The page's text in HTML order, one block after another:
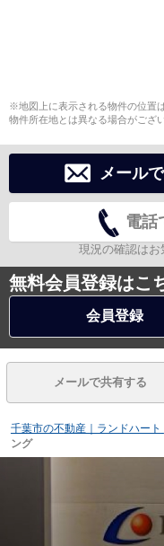
※地図上に表示される物件の位置
物件所在地とは異なる場合がござ
メール
電話
現況の確認はお
無料会員登録はこ
会員登録
メールで共有する
千葉市の不動産｜ランドハート
ング